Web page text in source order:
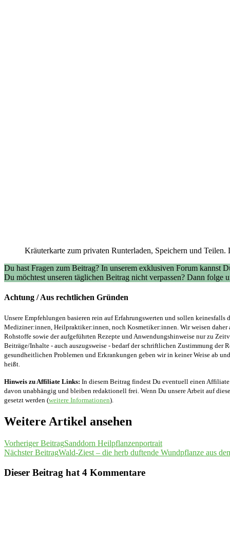
Kräuterkarte zum privaten Runterladen, Speichern und
Du hast Fragen zum Beitrag? In unserem exklusiven Forum kannst
Du möchtest unseren täglichen Beitrag nicht verpassen? Dann folge
Achtung / Aus rechtlichen Gründen
Unsere Empfehlungen basieren rein auf Erfahrungswerten und sollen
Mediziner:innen, Heilpraktiker:innen, noch Kosmetiker:innen. Wir weisen daher
Rohstoffe sowie der aufgeführten Rezepte und Anwendungshinweise nur zu
Beiträge/Inhalte - auch auszugsweise - bedarf der schriftlichen Zustimmung
gesundheitlichen Problemen und Erkrankungen geben wir in keiner Weise ab
heißt.
Hinweis zu Affiliate Links: In diesem Beitrag findest Du eventuell einen
davon unabhängig und bleiben redaktionell frei. Wenn Du unsere Arbeit auf
gesetzt werden (weitere Informationen).
Weitere Artikel ansehen
Vorheriger BeitragSanddorn Heilpflanzenportrait
Nächster BeitragWald-Ziest – die herb duftende Wundpflanze aus
Dieser Beitrag hat 4 Kommentare